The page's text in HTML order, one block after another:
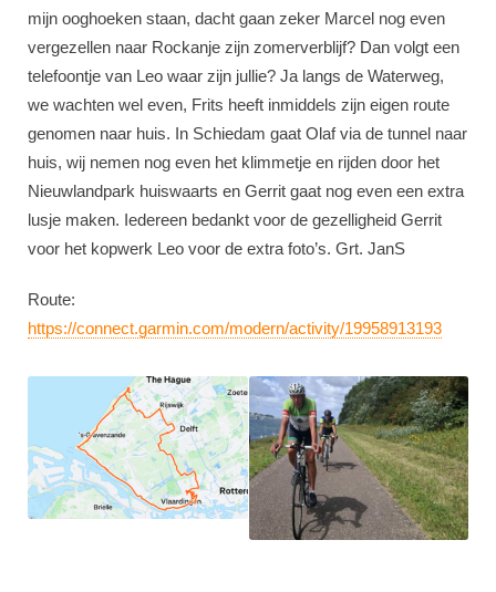
mijn ooghoeken staan, dacht gaan zeker Marcel nog even
vergezellen naar Rockanje zijn zomerverblijf? Dan volgt een
telefoontje van Leo waar zijn jullie? Ja langs de Waterweg,
we wachten wel even, Frits heeft inmiddels zijn eigen route
genomen naar huis. In Schiedam gaat Olaf via de tunnel naar
huis, wij nemen nog even het klimmetje en rijden door het
Nieuwlandpark huiswaarts en Gerrit gaat nog even een extra
lusje maken. Iedereen bedankt voor de gezelligheid Gerrit
voor het kopwerk Leo voor de extra foto’s. Grt. JanS
Route:
https://connect.garmin.com/modern/activity/19958913193